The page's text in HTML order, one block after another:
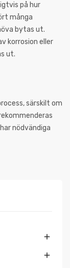
på hur
många
bytas ut.
korrosion eller
ut.
särskilt om
nödvändiga

